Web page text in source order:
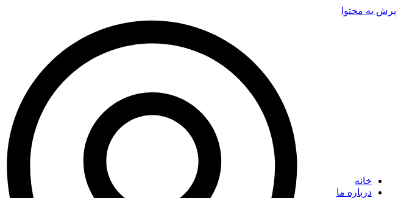
پرش به محتوا
خانه
درباره ما